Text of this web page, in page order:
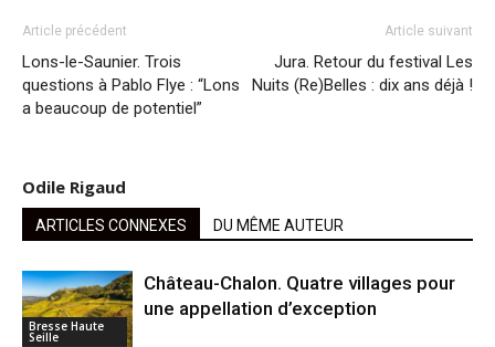
Article précédent
Lons-le-Saunier. Trois
questions à Pablo Flye : “Lons
a beaucoup de potentiel”
Article suivant
Jura. Retour du festival Les
Nuits (Re)Belles : dix ans déjà !
Odile Rigaud
ARTICLES CONNEXES DU MÊME AUTEUR
Bresse Haute
Seille
Château-Chalon. Quatre villages pour
une appellation d’exception